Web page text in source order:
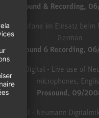
Sound & Recording,
im Einsatz beim
German
Sound 6 Recording,
Totallly Digital - Live use of
microphones,
Prosound, 09/
Digital - Neumann